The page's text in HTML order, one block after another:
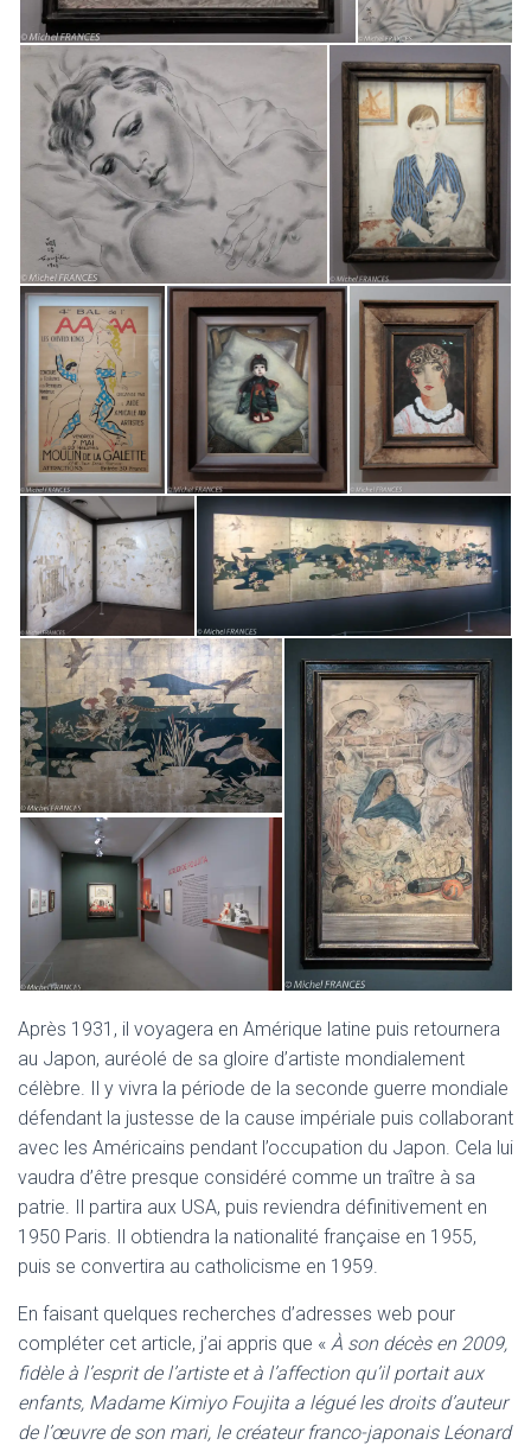
Après 1931, il voyagera en Amérique latine puis retournera
au Japon, auréolé de sa gloire d’artiste mondialement
célèbre. Il y vivra la période de la seconde guerre mondiale
défendant la justesse de la cause impériale puis collaborant
avec les Américains pendant l’occupation du Japon. Cela lui
vaudra d’être presque considéré comme un traître à sa
patrie. Il partira aux USA, puis reviendra définitivement en
1950 Paris. Il obtiendra la nationalité française en 1955,
puis se convertira au catholicisme en 1959.
En faisant quelques recherches d’adresses web pour
compléter cet article, j’ai appris que « À son décès en 2009,
fidèle à l’esprit de l’artiste et à l’affection qu’il portait aux
enfants, Madame Kimiyo Foujita a légué les droits d’auteur
de l’œuvre de son mari, le créateur franco-japonais Léonard